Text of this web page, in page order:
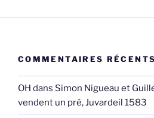
COMMENTAIRES RÉCENTS
OH dans Simon Nigueau et
vendent un pré, Juvardeil 1583